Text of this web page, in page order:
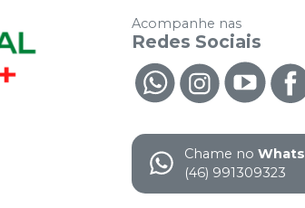
Acompanhe nas
Redes Sociais
Chame no
(46) 991309323